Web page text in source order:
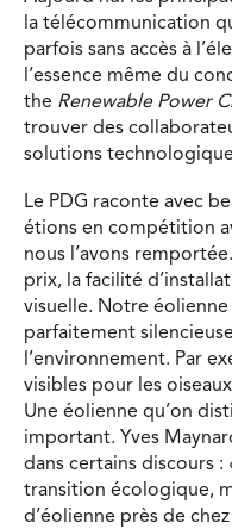
la télécommunication
parfois sans accès à
l’essence même du
the Renewable Power
trouver des
solutions
Le PDG raconte avec
étions en compétition
nous l’avons
prix, la facilité
visuelle. Notre
parfaitement
l’environnement. Par
visibles pour les
Une éolienne qu’on
important. Yves
dans certains discours
transition écologique,
d’éolienne près de